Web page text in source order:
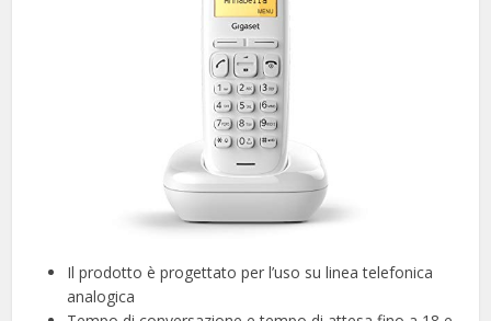
Il prodotto è progettato per l’uso su linea telefonica
analogica